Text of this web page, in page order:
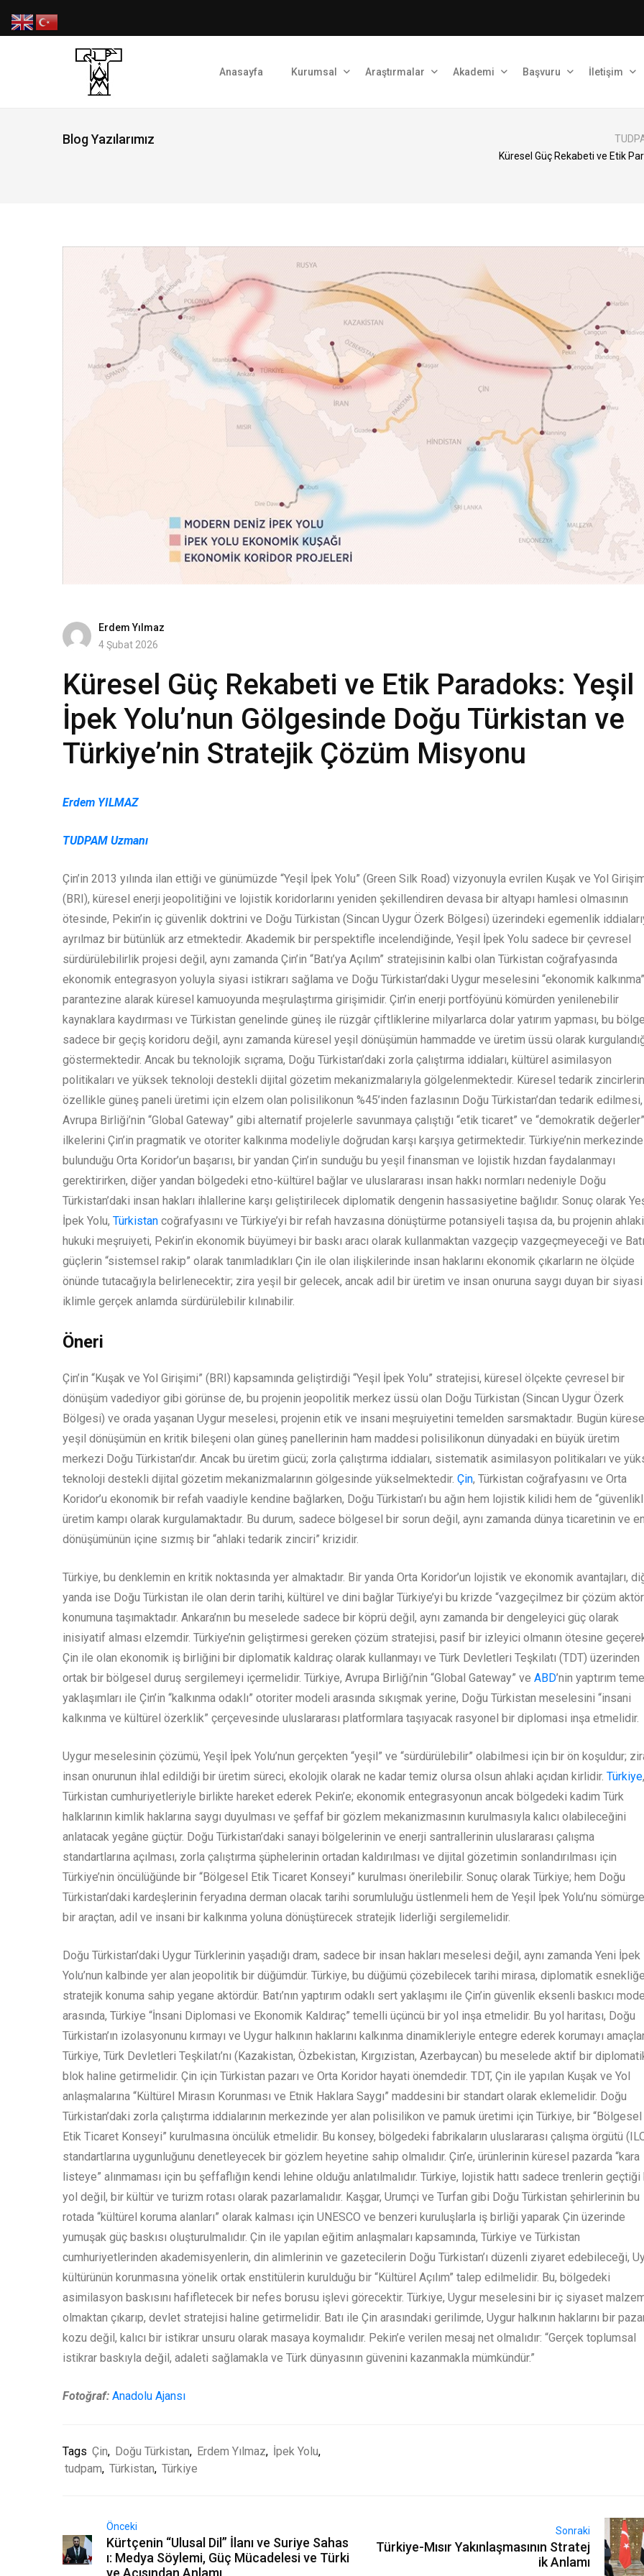
Anasayfa Kurumsal Araştırmalar Akademi Başvuru İletişim
Blog Yazılarımız
Küresel Güç Rekabeti ve Etik
Erdem Yılmaz
4 Şubat 2026
Küresel Güç Rekabeti ve Etik Paradoks: Yeşil
İpek Yolu’nun Gölgesinde Doğu Türkistan ve
Türkiye’nin Stratejik Çözüm Misyonu
Erdem YILMAZ
TUDPAM Uzmanı
Çin’in 2013 yılında ilan ettiği ve günümüzde “Yeşil İpek Yolu” (Green Silk Road) vizyonuyla evrilen Kuşak ve Yol
(BRI), küresel enerji jeopolitiğini ve lojistik koridorlarını yeniden şekillendiren devasa bir altyapı hamlesi olmasının
ötesinde, Pekin’in iç güvenlik doktrini ve Doğu Türkistan (Sincan Uygur Özerk Bölgesi) üzerindeki egemenlik
ayrılmaz bir bütünlük arz etmektedir. Akademik bir perspektifle incelendiğinde, Yeşil İpek Yolu sadece bir çevresel
sürdürülebilirlik projesi değil, aynı zamanda Çin’in “Batı’ya Açılım” stratejisinin kalbi olan Türkistan coğrafyasında
ekonomik entegrasyon yoluyla siyasi istikrarı sağlama ve Doğu Türkistan’daki Uygur meselesini “ekonomik kalkınma”
parantezine alarak küresel kamuoyunda meşrulaştırma girişimidir. Çin’in enerji portföyünü kömürden yenilenebilir
kaynaklara kaydırması ve Türkistan genelinde güneş ile rüzgâr çiftliklerine milyarlarca dolar yatırım yapması, bu
sadece bir geçiş koridoru değil, aynı zamanda küresel yeşil dönüşümün hammadde ve üretim üssü olarak
göstermektedir. Ancak bu teknolojik sıçrama, Doğu Türkistan’daki zorla çalıştırma iddiaları, kültürel asimilasyon
politikaları ve yüksek teknoloji destekli dijital gözetim mekanizmalarıyla gölgelenmektedir. Küresel tedarik
özellikle güneş paneli üretimi için elzem olan polisilikonun %45’inden fazlasının Doğu Türkistan’dan tedarik edilmesi,
Avrupa Birliği’nin “Global Gateway” gibi alternatif projelerle savunmaya çalıştığı “etik ticaret” ve “demokratik değerler”
ilkelerini Çin’in pragmatik ve otoriter kalkınma modeliyle doğrudan karşı karşıya getirmektedir. Türkiye’nin merkezinde
bulunduğu Orta Koridor’un başarısı, bir yandan Çin’in sunduğu bu yeşil finansman ve lojistik hızdan faydalanmayı
gerektirirken, diğer yandan bölgedeki etno-kültürel bağlar ve uluslararası insan hakkı normları nedeniyle Doğu
Türkistan’daki insan hakları ihlallerine karşı geliştirilecek diplomatik dengenin hassasiyetine bağlıdır. Sonuç olarak
İpek Yolu, Türkistan coğrafyasını ve Türkiye’yi bir refah havzasına dönüştürme potansiyeli taşısa da, bu projenin
hukuki meşruiyeti, Pekin’in ekonomik büyümeyi bir baskı aracı olarak kullanmaktan vazgeçip vazgeçmeyeceği ve
güçlerin “sistemsel rakip” olarak tanımladıkları Çin ile olan ilişkilerinde insan haklarını ekonomik çıkarların ne ölçüde
önünde tutacağıyla belirlenecektir; zira yeşil bir gelecek, ancak adil bir üretim ve insan onuruna saygı duyan bir siyasi
iklimle gerçek anlamda sürdürülebilir kılınabilir.
Öneri
Çin’in “Kuşak ve Yol Girişimi” (BRI) kapsamında geliştirdiği “Yeşil İpek Yolu” stratejisi, küresel ölçekte çevresel bir
dönüşüm vadediyor gibi görünse de, bu projenin jeopolitik merkez üssü olan Doğu Türkistan (Sincan Uygur Özerk
Bölgesi) ve orada yaşanan Uygur meselesi, projenin etik ve insani meşruiyetini temelden sarsmaktadır. Bugün
yeşil dönüşümün en kritik bileşeni olan güneş panellerinin ham maddesi polisilikonun dünyadaki en büyük üretim
merkezi Doğu Türkistan’dır. Ancak bu üretim gücü; zorla çalıştırma iddiaları, sistematik asimilasyon politikaları ve
teknoloji destekli dijital gözetim mekanizmalarının gölgesinde yükselmektedir. Çin, Türkistan coğrafyasını ve Orta
Koridor’u ekonomik bir refah vaadiyle kendine bağlarken, Doğu Türkistan’ı bu ağın hem lojistik kilidi hem de
üretim kampı olarak kurgulamaktadır. Bu durum, sadece bölgesel bir sorun değil, aynı zamanda dünya ticaretinin ve
dönüşümünün içine sızmış bir “ahlaki tedarik zinciri” krizidir.
Türkiye, bu denklemin en kritik noktasında yer almaktadır. Bir yanda Orta Koridor’un lojistik ve ekonomik avantajları,
yanda ise Doğu Türkistan ile olan derin tarihi, kültürel ve dini bağlar Türkiye’yi bu krizde “vazgeçilmez bir çözüm
konumuna taşımaktadır. Ankara’nın bu meselede sadece bir köprü değil, aynı zamanda bir dengeleyici güç olarak
inisiyatif alması elzemdir. Türkiye’nin geliştirmesi gereken çözüm stratejisi, pasif bir izleyici olmanın ötesine
Çin ile olan ekonomik iş birliğini bir diplomatik kaldıraç olarak kullanmayı ve Türk Devletleri Teşkilatı (TDT) üzerinden
ortak bir bölgesel duruş sergilemeyi içermelidir. Türkiye, Avrupa Birliği’nin “Global Gateway” ve ABD’nin yaptırım
yaklaşımları ile Çin’in “kalkınma odaklı” otoriter modeli arasında sıkışmak yerine, Doğu Türkistan meselesini “insani
kalkınma ve kültürel özerklik” çerçevesinde uluslararası platformlara taşıyacak rasyonel bir diplomasi inşa etmelidir.
Uygur meselesinin çözümü, Yeşil İpek Yolu’nun gerçekten “yeşil” ve “sürdürülebilir” olabilmesi için bir ön koşuldur;
insan onurunun ihlal edildiği bir üretim süreci, ekolojik olarak ne kadar temiz olursa olsun ahlaki açıdan kirlidir. Türkiye,
Türkistan cumhuriyetleriyle birlikte hareket ederek Pekin’e; ekonomik entegrasyonun ancak bölgedeki kadim Türk
halklarının kimlik haklarına saygı duyulması ve şeffaf bir gözlem mekanizmasının kurulmasıyla kalıcı olabileceğini
anlatacak yegâne güçtür. Doğu Türkistan’daki sanayi bölgelerinin ve enerji santrallerinin uluslararası çalışma
standartlarına açılması, zorla çalıştırma şüphelerinin ortadan kaldırılması ve dijital gözetimin sonlandırılması için
Türkiye’nin öncülüğünde bir “Bölgesel Etik Ticaret Konseyi” kurulması önerilebilir. Sonuç olarak Türkiye; hem Doğu
Türkistan’daki kardeşlerinin feryadına derman olacak tarihi sorumluluğu üstlenmeli hem de Yeşil İpek Yolu’nu
bir araçtan, adil ve insani bir kalkınma yoluna dönüştürecek stratejik liderliği sergilemelidir.
Doğu Türkistan’daki Uygur Türklerinin yaşadığı dram, sadece bir insan hakları meselesi değil, aynı zamanda Yeni İpek
Yolu’nun kalbinde yer alan jeopolitik bir düğümdür. Türkiye, bu düğümü çözebilecek tarihi mirasa, diplomatik
stratejik konuma sahip yegane aktördür. Batı’nın yaptırım odaklı sert yaklaşımı ile Çin’in güvenlik eksenli baskıcı
arasında, Türkiye “İnsani Diplomasi ve Ekonomik Kaldıraç” temelli üçüncü bir yol inşa etmelidir. Bu yol haritası, Doğu
Türkistan’ın izolasyonunu kırmayı ve Uygur halkının haklarını kalkınma dinamikleriyle entegre ederek korumayı
Türkiye, Türk Devletleri Teşkilatı’nı (Kazakistan, Özbekistan, Kırgızistan, Azerbaycan) bu meselede aktif bir
blok haline getirmelidir. Çin için Türkistan pazarı ve Orta Koridor hayati önemdedir. TDT, Çin ile yapılan Kuşak ve Yol
anlaşmalarına “Kültürel Mirasın Korunması ve Etnik Haklara Saygı” maddesini bir standart olarak eklemelidir. Doğu
Türkistan’daki zorla çalıştırma iddialarının merkezinde yer alan polisilikon ve pamuk üretimi için Türkiye, bir “Bölgesel
Etik Ticaret Konseyi” kurulmasına öncülük etmelidir. Bu konsey, bölgedeki fabrikaların uluslararası çalışma örgütü
standartlarına uygunluğunu denetleyecek bir gözlem heyetine sahip olmalıdır. Çin’e, ürünlerinin küresel pazarda “kara
listeye” alınmaması için bu şeffaflığın kendi lehine olduğu anlatılmalıdır. Türkiye, lojistik hattı sadece trenlerin geçtiği
yol değil, bir kültür ve turizm rotası olarak pazarlamalıdır. Kaşgar, Urumçi ve Turfan gibi Doğu Türkistan şehirlerinin bu
rotada “kültürel koruma alanları” olarak kalması için UNESCO ve benzeri kuruluşlarla iş birliği yaparak Çin üzerinde
yumuşak güç baskısı oluşturulmalıdır. Çin ile yapılan eğitim anlaşmaları kapsamında, Türkiye ve Türkistan
cumhuriyetlerinden akademisyenlerin, din alimlerinin ve gazetecilerin Doğu Türkistan’ı düzenli ziyaret edebileceği,
kültürünün korunmasına yönelik ortak enstitülerin kurulduğu bir “Kültürel Açılım” talep edilmelidir. Bu, bölgedeki
asimilasyon baskısını hafifletecek bir nefes borusu işlevi görecektir. Türkiye, Uygur meselesini bir iç siyaset
olmaktan çıkarıp, devlet stratejisi haline getirmelidir. Batı ile Çin arasındaki gerilimde, Uygur halkının haklarını bir
kozu değil, kalıcı bir istikrar unsuru olarak masaya koymalıdır. Pekin’e verilen mesaj net olmalıdır: “Gerçek toplumsal
istikrar baskıyla değil, adaleti sağlamakla ve Türk dünyasının güvenini kazanmakla mümkündür.”
Fotoğraf: Anadolu Ajansı
Tags Çin, Doğu Türkistan, Erdem Yılmaz, İpek Yolu,
tudpam, Türkistan, Türkiye
Önceki
Kürtçenin “Ulusal Dil” İlanı ve Suriye Sahas
ı: Medya Söylemi, Güç Mücadelesi ve Türki
ye Açısından Anlamı
Sonraki
Türkiye-Mısır Yakınlaşmasının Stratej
ik Anlamı